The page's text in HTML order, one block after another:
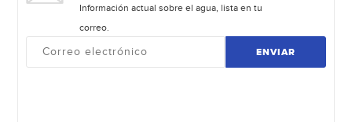
Información actual sobre el agua, lista en tu
correo.
ENVIAR